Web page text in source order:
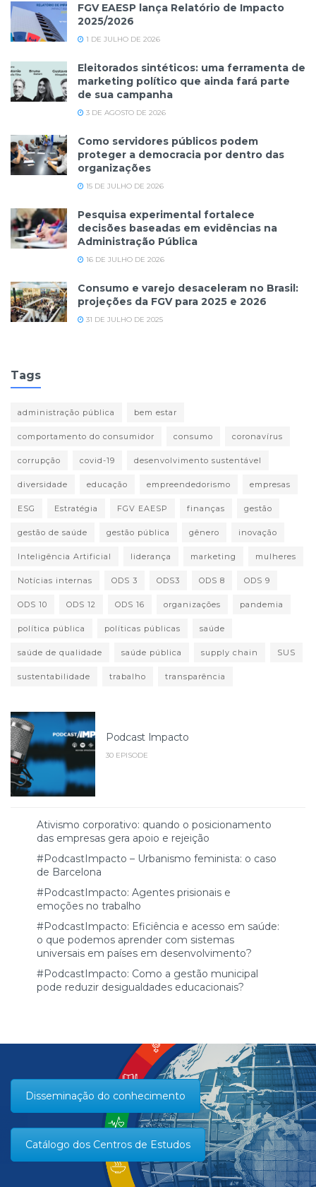
FGV EAESP lança Relatório de Impacto
2025/2026
1 DE JULHO DE 2026
Eleitorados sintéticos: uma ferramenta de
marketing político que ainda fará parte
de sua campanha
3 DE AGOSTO DE 2026
Como servidores públicos podem
proteger a democracia por dentro das
organizações
15 DE JULHO DE 2026
Pesquisa experimental fortalece
decisões baseadas em evidências na
Administração Pública
16 DE JULHO DE 2026
Consumo e varejo desaceleram no Brasil:
projeções da FGV para 2025 e 2026
31 DE JULHO DE 2025
Tags
administração pública bem estar
comportamento do consumidor consumo coronavírus
corrupção covid-19 desenvolvimento sustentável
diversidade educação empreendedorismo empresas
ESG Estratégia FGV EAESP finanças gestão
gestão de saúde gestão pública gênero inovação
Inteligência Artificial liderança marketing mulheres
Notícias internas ODS 3 ODS3 ODS 8 ODS 9
ODS 10 ODS 12 ODS 16 organizações pandemia
política pública políticas públicas saúde
saúde de qualidade saúde pública supply chain SUS
sustentabilidade trabalho transparência
Podcast Impacto
30 EPISODE
Ativismo corporativo: quando o posicionamento
das empresas gera apoio e rejeição
#PodcastImpacto – Urbanismo feminista: o caso
de Barcelona
#PodcastImpacto: Agentes prisionais e
emoções no trabalho
#PodcastImpacto: Eficiência e acesso em saúde:
o que podemos aprender com sistemas
universais em países em desenvolvimento?
#PodcastImpacto: Como a gestão municipal
pode reduzir desigualdades educacionais?
Disseminação do conhecimento
Catálogo dos Centros de Estudos